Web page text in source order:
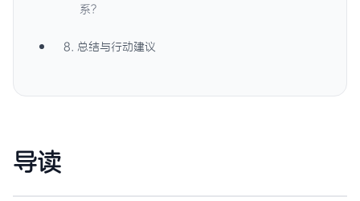
系？
8. 总结与行动建议
导读